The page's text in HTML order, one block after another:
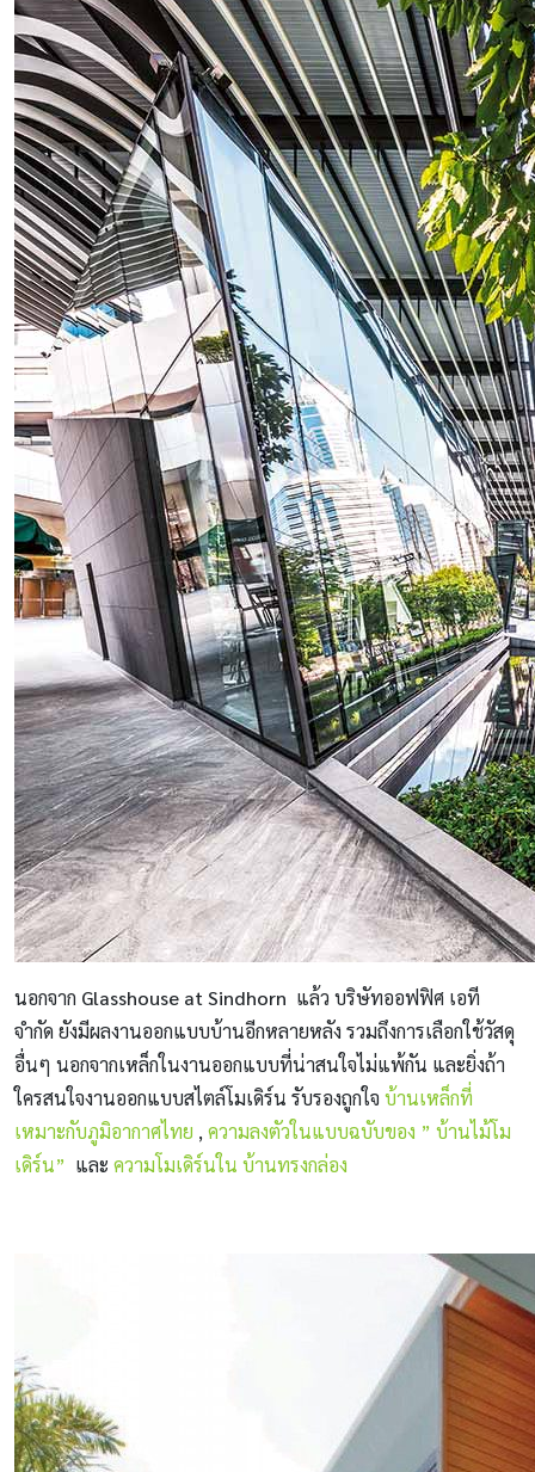
นอกจาก Glasshouse at Sindhorn แล้ว บริษัทออฟฟิศ เอที
จำกัด ยังมีผลงานออกแบบบ้านอีกหลายหลัง รวมถึงการเลือกใช้วัสดุ
อื่นๆ นอกจากเหล็กในงานออกแบบที่น่าสนใจไม่แพ้กัน และยิ่งถ้า
ใครสนใจงานออกแบบสไตล์โมเดิร์น รับรองถูกใจ บ้านเหล็กที่
เหมาะกับภูมิอากาศไทย , ความลงตัวในแบบฉบับของ ” บ้านไม้โม
เดิร์น” และ ความโมเดิร์นใน บ้านทรงกล่อง